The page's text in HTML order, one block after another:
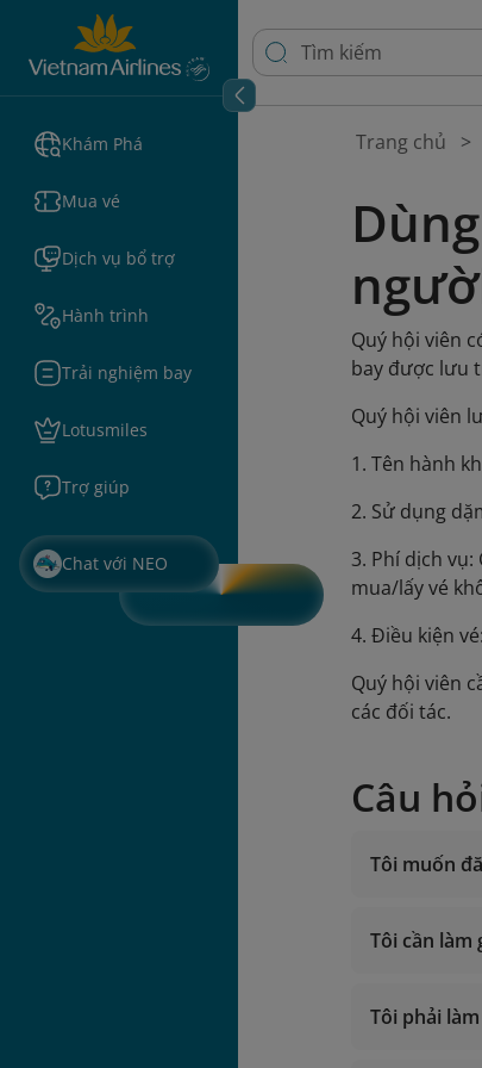
Khám Phá
Mua vé
Dịch vụ bổ trợ
Hành trình
Trải nghiệm bay
Lotusmiles
Trợ giúp
Chat với NEO
Trang chủ
Quý hội viên
bay được lưu
Quý hội viên
1. Tên hành
2. Sử dụng
3. Phí dịch
mua/lấy vé
4. Điều kiện
Quý hội viên
các đối tác.
Câu
Tôi muốn
Gọi từ
Tôi cần làm
Tôi phải